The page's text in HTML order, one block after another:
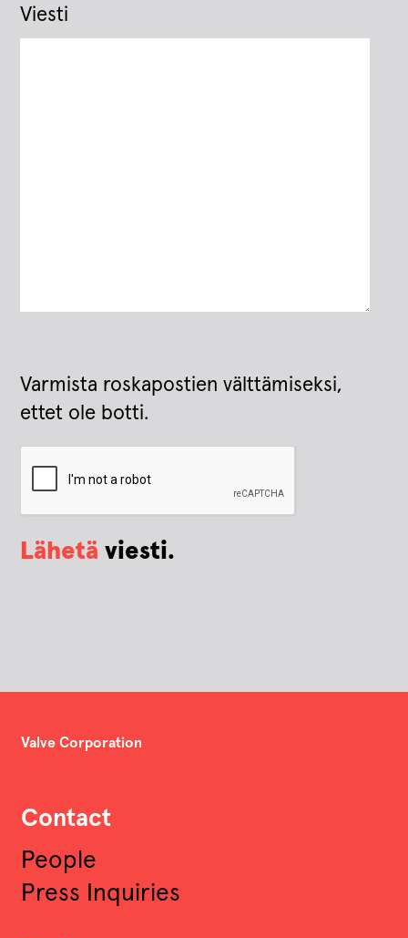
Viesti
Varmista roskapostien välttämiseksi,
ettet ole botti.
Lähetä viesti.
Valve Corporation
Contact
People
Press Inquiries